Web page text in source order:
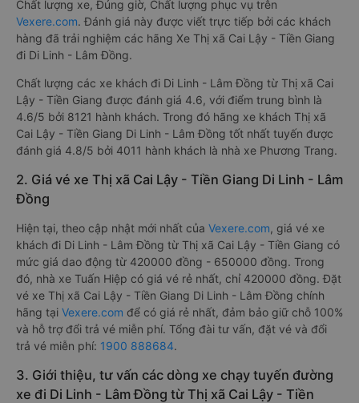
Chất lượng xe, Đúng giờ, Chất lượng phục vụ trên
Vexere.com. Đánh giá này được viết trực tiếp bởi các khách
hàng đã trải nghiệm các hãng Xe Thị xã Cai Lậy - Tiền Giang
đi Di Linh - Lâm Đồng.
Chất lượng các xe khách đi Di Linh - Lâm Đồng từ Thị xã Cai
Lậy - Tiền Giang được đánh giá 4.6, với điểm trung bình là
4.6/5 bởi 8121 hành khách. Trong đó hãng xe khách Thị xã
Cai Lậy - Tiền Giang Di Linh - Lâm Đồng tốt nhất tuyến được
đánh giá 4.8/5 bởi 4011 hành khách là nhà xe Phương Trang.
2. Giá vé xe Thị xã Cai Lậy - Tiền Giang Di Linh - Lâm
Đồng
Hiện tại, theo cập nhật mới nhất của Vexere.com, giá vé xe
khách đi Di Linh - Lâm Đồng từ Thị xã Cai Lậy - Tiền Giang có
mức giá dao động từ 420000 đồng - 650000 đồng. Trong
đó, nhà xe Tuấn Hiệp có giá vé rẻ nhất, chỉ 420000 đồng. Đặt
vé xe Thị xã Cai Lậy - Tiền Giang Di Linh - Lâm Đồng chính
hãng tại Vexere.com để có giá rẻ nhất, đảm bảo giữ chỗ 100%
và hỗ trợ đổi trả vé miễn phí. Tổng đài tư vấn, đặt vé và đổi
trả vé miễn phí: 1900 888684.
3. Giới thiệu, tư vấn các dòng xe chạy tuyến đường
xe đi Di Linh - Lâm Đồng từ Thị xã Cai Lậy - Tiền